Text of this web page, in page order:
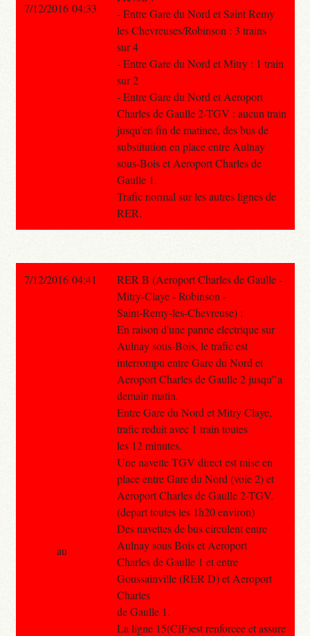
- Entre Gare du Nord et Saint Remy
les Chevreuses/Robinson : 3 trains
sur 4
- Entre Gare du Nord et Mitry : 1 train
sur 2
- Entre Gare du Nord et Aeroport
Charles de Gaulle 2-TGV : aucun train
jusqu'en fin de matinee, des bus de
substitution en place entre Aulnay
sous-Bois et Aeroport Charles de
Gaulle 1.
Trafic normal sur les autres lignes de
RER.
7/12/2016 04:33
7/12/2016 04:41
RER B (Aeroport Charles de Gaulle -
Mitry-Claye - Robinson -
Saint-Remy-les-Chevreuse) :
En raison d'une panne electrique sur
Aulnay sous-Bois, le trafic est
interrompu entre Gare du Nord et
Aeroport Charles de Gaulle 2 jusqu'`a
demain matin.
Entre Gare du Nord et Mitry Claye,
trafic reduit avec 1 train toutes
les 12 minutes.
Une navette TGV direct est mise en
place entre Gare du Nord (voie 2) et
Aeroport Charles de Gaulle 2-TGV.
(depart toutes les 1h20 environ)
Des navettes de bus circulent entre
Aulnay sous Bois et Aeroport
Charles de Gaulle 1 et entre
Goussainville (RER D) et Aeroport
Charles
de Gaulle 1.
La ligne 15(CIF)est renforcee et assure
au